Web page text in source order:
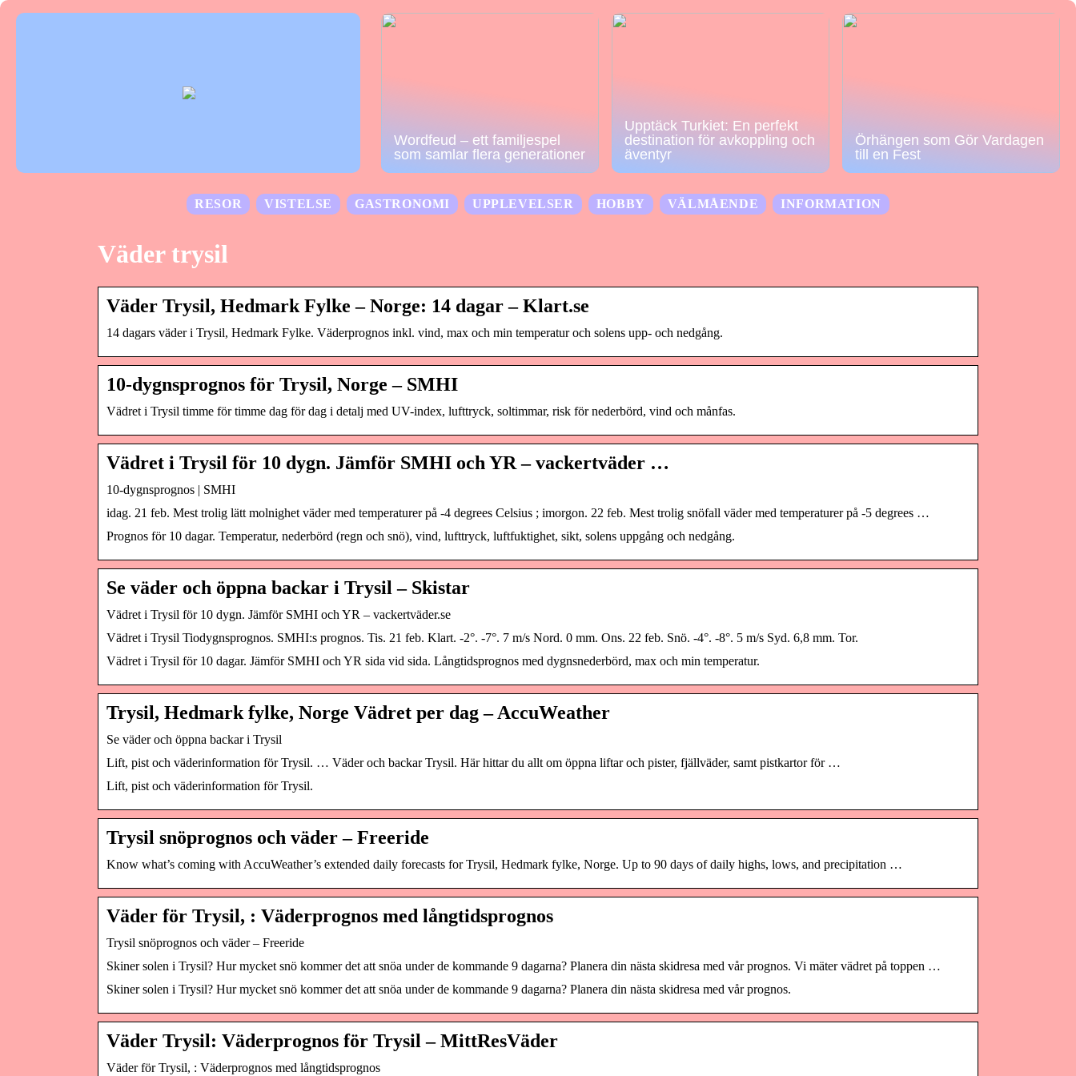
Wordfeud – ett familjespel
som samlar flera generationer
Upptäck Turkiet: En perfekt
destination för avkoppling och
äventyr
Örhängen som Gör Vardagen
till en Fest
RESOR VISTELSE GASTRONOMI UPPLEVELSER HOBBY VÄLMÅENDE INFORMATION
Väder trysil
Väder Trysil, Hedmark Fylke – Norge: 14 dagar – Klart.se
14 dagars väder i Trysil, Hedmark Fylke. Väderprognos inkl. vind, max och min temperatur och solens upp- och nedgång.
10-dygnsprognos för Trysil, Norge – SMHI
Vädret i Trysil timme för timme dag för dag i detalj med UV-index, lufttryck, soltimmar, risk för nederbörd, vind och månfas.
Vädret i Trysil för 10 dygn. Jämför SMHI och YR – vackertväder …
10-dygnsprognos | SMHI
idag. 21 feb. Mest trolig lätt molnighet väder med temperaturer på -4 degrees Celsius ; imorgon. 22 feb. Mest trolig snöfall väder med temperaturer på -5 degrees …
Prognos för 10 dagar. Temperatur, nederbörd (regn och snö), vind, lufttryck, luftfuktighet, sikt, solens uppgång och nedgång.
Se väder och öppna backar i Trysil – Skistar
Vädret i Trysil för 10 dygn. Jämför SMHI och YR – vackertväder.se
Vädret i Trysil Tiodygnsprognos. SMHI:s prognos. Tis. 21 feb. Klart. -2°. -7°. 7 m/s Nord. 0 mm. Ons. 22 feb. Snö. -4°. -8°. 5 m/s Syd. 6,8 mm. Tor.
Vädret i Trysil för 10 dagar. Jämför SMHI och YR sida vid sida. Långtidsprognos med dygnsnederbörd, max och min temperatur.
Trysil, Hedmark fylke, Norge Vädret per dag – AccuWeather
Se väder och öppna backar i Trysil
Lift, pist och väderinformation för Trysil. … Väder och backar Trysil. Här hittar du allt om öppna liftar och pister, fjällväder, samt pistkartor för …
Lift, pist och väderinformation för Trysil.
Trysil snöprognos och väder – Freeride
Know what’s coming with AccuWeather’s extended daily forecasts for Trysil, Hedmark fylke, Norge. Up to 90 days of daily highs, lows, and precipitation …
Väder för Trysil, : Väderprognos med långtidsprognos
Trysil snöprognos och väder – Freeride
Skiner solen i Trysil? Hur mycket snö kommer det att snöa under de kommande 9 dagarna? Planera din nästa skidresa med vår prognos. Vi mäter vädret på toppen …
Skiner solen i Trysil? Hur mycket snö kommer det att snöa under de kommande 9 dagarna? Planera din nästa skidresa med vår prognos.
Väder Trysil: Väderprognos för Trysil – MittResVäder
Väder för Trysil, : Väderprognos med långtidsprognos